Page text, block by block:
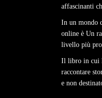
affascinanti
In un mondo
online è Un
livello più
Il libro in cui
raccontare
e non